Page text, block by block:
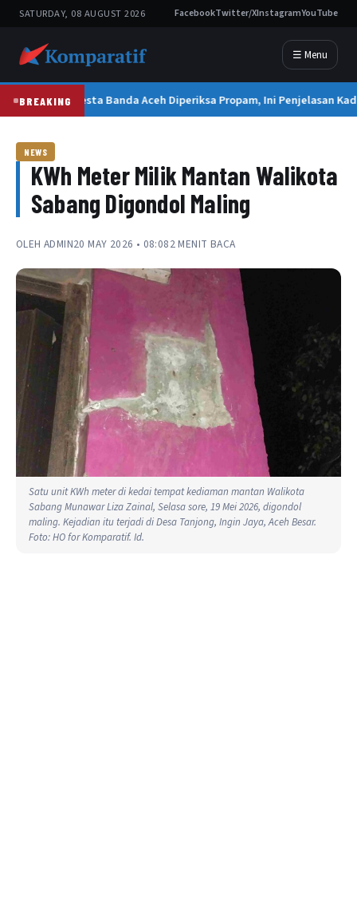
SATURDAY, 08 AUGUST 2026 FacebookTwitter/XInstagramYouTube
☰ Menu
BREAKINGKapolresta Banda Aceh Diperiksa Propam, Ini Penjelasan
NEWS
KWh Meter Milik Mantan Walikota
Sabang Digondol Maling
OLEH ADMIN20 MAY 2026 • 08:082 MENIT BACA
Satu unit KWh meter di kedai tempat kediaman mantan Walikota
Sabang Munawar Liza Zainal, Selasa sore, 19 Mei 2026, digondol
maling. Kejadian itu terjadi di Desa Tanjong, Ingin Jaya, Aceh Besar.
Foto: HO for Komparatif. Id.